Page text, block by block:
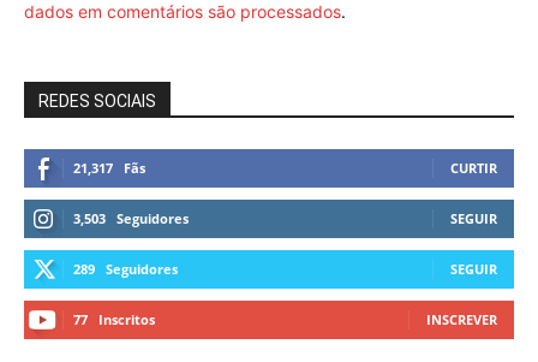
dados em comentários são processados.
REDES SOCIAIS
21,317 Fãs CURTIR
3,503 Seguidores SEGUIR
289 Seguidores SEGUIR
77 Inscritos INSCREVER